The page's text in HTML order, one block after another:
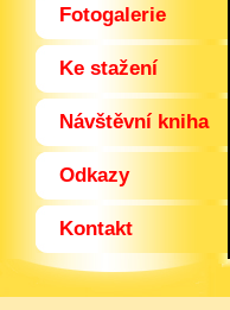
Fotogalerie
Ke stažení
Návštěvní kniha
Odkazy
Kontakt